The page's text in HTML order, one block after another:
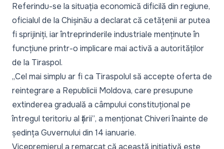
Referindu-se la situația economică dificilă din regiune,
oficialul de la Chișinău a declarat că cetățenii ar putea
fi sprijiniți, iar întreprinderile industriale menținute în
funcțiune printr-o implicare mai activă a autorităților
de la Tiraspol.
„Cel mai simplu ar fi ca Tiraspolul să accepte oferta de
reintegrare a Republicii Moldova, care presupune
extinderea graduală a câmpului constituțional pe
întregul teritoriu al țării”, a menționat Chiveri înainte de
ședința Guvernului din 14 ianuarie.
Vicepremierul a remarcat că această inițiativă este